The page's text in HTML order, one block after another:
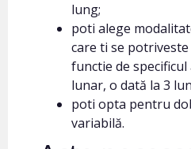
lung;
poti alege
care ti se
functie de
lunar, o dată la 3
poti opta pentru
variabilă.